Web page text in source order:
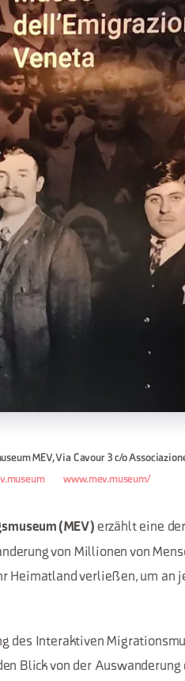
MEV, Via Cavour 3 c/o
www.mev.museum/
(MEV)erzählt eine
von Millionen von
Heimatland verließen, um an
des Interaktiven
Blick von der